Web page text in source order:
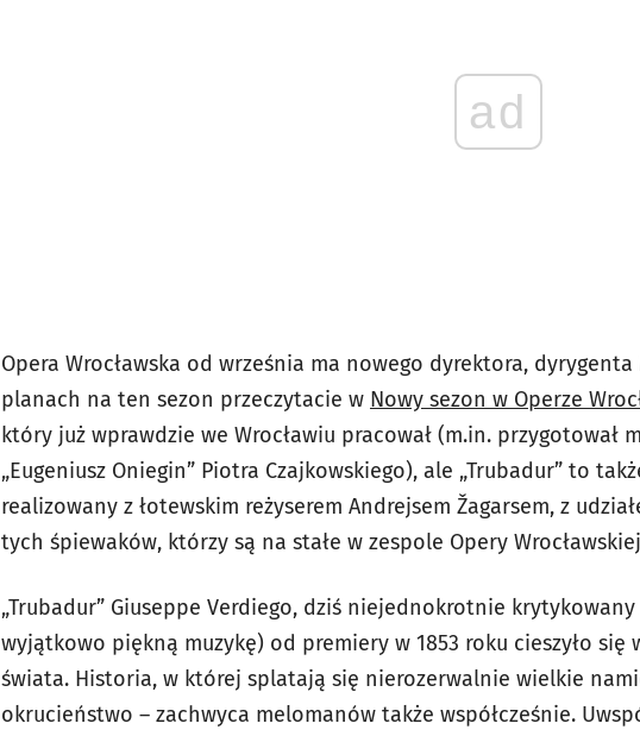
ad
Opera Wrocławska od września ma nowego dyrektora, dyrygenta
planach na ten sezon przeczytacie w Nowy sezon w Operze
który już wprawdzie we Wrocławiu pracował (m.in. przygotował
„Eugeniusz Oniegin” Piotra Czajkowskiego), ale „Trubadur” to
realizowany z łotewskim reżyserem Andrejsem Žagarsem, z
tych śpiewaków, którzy są na stałe w zespole Opery
„Trubadur” Giuseppe Verdiego, dziś niejednokrotnie
wyjątkowo piękną muzykę) od premiery w 1853 roku cieszyło
świata. Historia, w której splatają się nierozerwalnie wielkie
okrucieństwo – zachwyca melomanów także współcześnie.